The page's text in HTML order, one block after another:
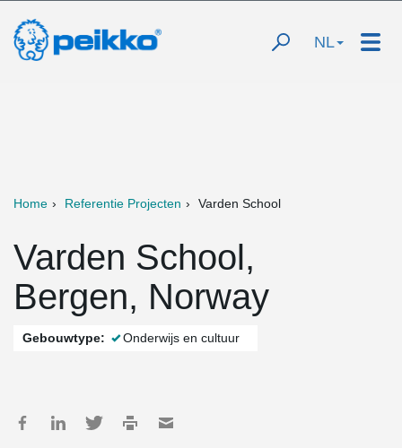
NL
Home Referentie Projecten Varden School
Varden School,
Bergen, Norway
Gebouwtype: Onderwijs en cultuur